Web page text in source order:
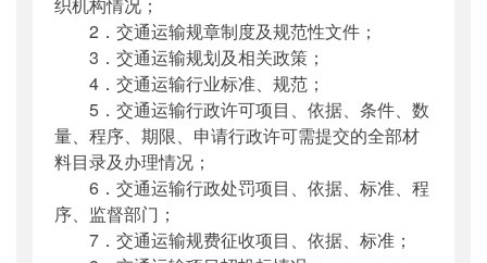
织机构情况；
2．交通运输规章制度及规范性文件；
3．交通运输规划及相关政策；
4．交通运输行业标准、规范；
5．交通运输行政许可项目、依据、条件、数
量、程序、期限、申请行政许可需提交的全部材
料目录及办理情况；
6．交通运输行政处罚项目、依据、标准、程
序、监督部门；
7．交通运输规费征收项目、依据、标准；